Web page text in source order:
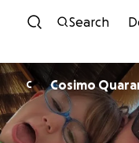
Search
C Cosimo